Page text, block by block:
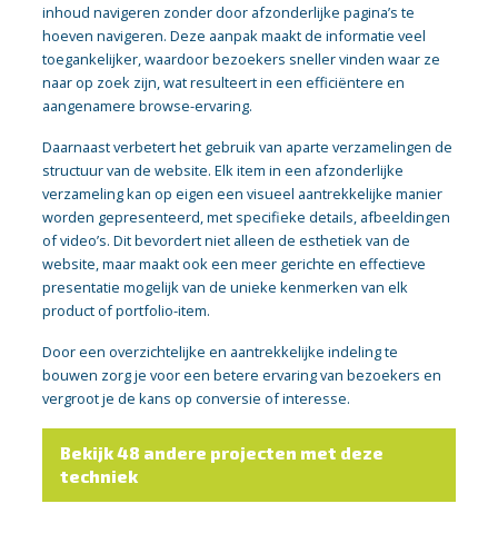
inhoud navigeren zonder door afzonderlijke pagina’s te
hoeven navigeren. Deze aanpak maakt de informatie veel
toegankelijker, waardoor bezoekers sneller vinden waar ze
naar op zoek zijn, wat resulteert in een efficiëntere en
aangenamere browse-ervaring.
Daarnaast verbetert het gebruik van aparte verzamelingen de
structuur van de website. Elk item in een afzonderlijke
verzameling kan op eigen een visueel aantrekkelijke manier
worden gepresenteerd, met specifieke details, afbeeldingen
of video’s. Dit bevordert niet alleen de esthetiek van de
website, maar maakt ook een meer gerichte en effectieve
presentatie mogelijk van de unieke kenmerken van elk
product of portfolio-item.
Door een overzichtelijke en aantrekkelijke indeling te
bouwen zorg je voor een betere ervaring van bezoekers en
vergroot je de kans op conversie of interesse.
Bekijk 48 andere projecten met deze
techniek